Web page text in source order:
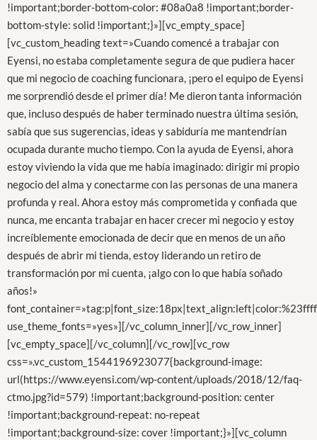
!important;border-bottom-color: #08a0a8 !important;border-
bottom-style: solid !important;}»][vc_empty_space]
[vc_custom_heading text=»Cuando comencé a trabajar con
Eyensi, no estaba completamente segura de que pudiera hacer
que mi negocio de coaching funcionara, ¡pero el equipo de Eyensi
me sorprendió desde el primer día! Me dieron tanta información
que, incluso después de haber terminado nuestra última sesión,
sabía que sus sugerencias, ideas y sabiduría me mantendrían
ocupada durante mucho tiempo. Con la ayuda de Eyensi, ahora
estoy viviendo la vida que me había imaginado: dirigir mi propio
negocio del alma y conectarme con las personas de una manera
profunda y real. Ahora estoy más comprometida y confiada que
nunca, me encanta trabajar en hacer crecer mi negocio y estoy
increíblemente emocionada de decir que en menos de un año
después de abrir mi tienda, estoy liderando un retiro de
transformación por mi cuenta, ¡algo con lo que había soñado
años!»
use_theme_fonts=»yes»][/vc_column_inner][/vc_row_inner]
[vc_empty_space][/vc_column][/vc_row][vc_row
css=».vc_custom_1544196923077{background-image:
url(https://www.eyensi.com/wp-content/uploads/2018/12/faq-
ctmo.jpg?id=579) !important;background-position: center
!important;background-repeat: no-repeat
!important;background-size: cover !important;}»][vc_column